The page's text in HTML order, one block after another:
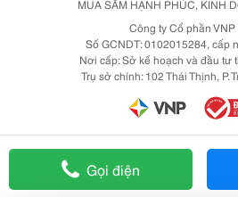
Gọi điện
MUA SẮM HẠNH PHÚC, KINH
Công ty Cổ phần VNP
Số GCNDT: 0102015284, cấp
Nơi cấp: Sở kế hoạch và đầu tư
Trụ sở chính: 102 Thái Thịnh, P.